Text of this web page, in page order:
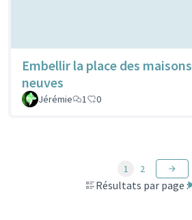
Embellir la place des maisons
neuves
Jérémie
1 0
Résultats par page :
1 2